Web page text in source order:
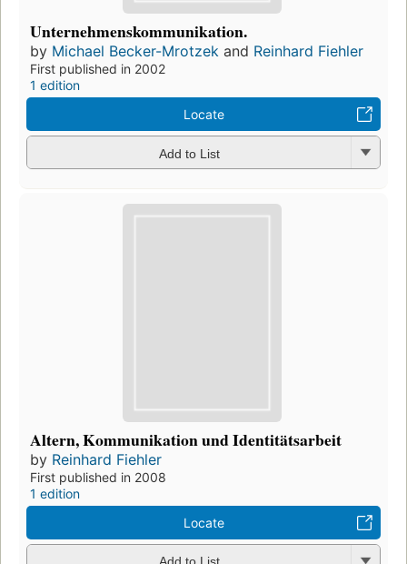
Unternehmenskommunikation.
by Michael Becker-Mrotzek and Reinhard Fiehler
First published in 2002
1 edition
Locate
Add to List
Altern, Kommunikation und Identitätsarbeit
by Reinhard Fiehler
First published in 2008
1 edition
Locate